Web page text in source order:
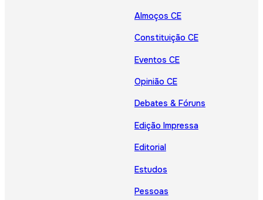
Almoços CE
Constituição CE
Eventos CE
Opinião CE
Debates & Fóruns
Edição Impressa
Editorial
Estudos
Pessoas